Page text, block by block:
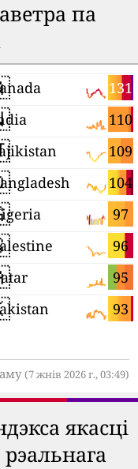
па
131
110
109
104
97
96
95
93
(7 жнів 2026 г., 03:49)
якасці